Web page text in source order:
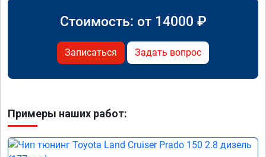
Стоимость: от 14000 ₽
Записаться Задать вопрос
Примеры наших работ: